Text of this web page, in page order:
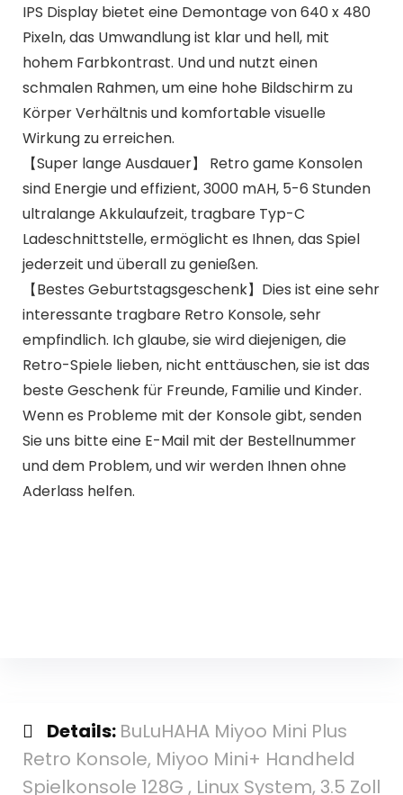
IPS Display bietet eine Demontage von 640 x 480
Pixeln, das Umwandlung ist klar und hell, mit
hohem Farbkontrast. Und und nutzt einen
schmalen Rahmen, um eine hohe Bildschirm zu
Körper Verhältnis und komfortable visuelle
Wirkung zu erreichen.
【Super lange Ausdauer】 Retro game Konsolen
sind Energie und effizient, 3000 mAH, 5-6 Stunden
ultralange Akkulaufzeit, tragbare Typ-C
Ladeschnittstelle, ermöglicht es Ihnen, das Spiel
jederzeit und überall zu genießen.
【Bestes Geburtstagsgeschenk】Dies ist eine sehr
interessante tragbare Retro Konsole, sehr
empfindlich. Ich glaube, sie wird diejenigen, die
Retro-Spiele lieben, nicht enttäuschen, sie ist das
beste Geschenk für Freunde, Familie und Kinder.
Wenn es Probleme mit der Konsole gibt, senden
Sie uns bitte eine E-Mail mit der Bestellnummer
und dem Problem, und wir werden Ihnen ohne
Aderlass helfen.
Details: BuLuHAHA Miyoo Mini Plus
Retro Konsole, Miyoo Mini+ Handheld
Spielkonsole 128G , Linux System, 3.5 Zoll